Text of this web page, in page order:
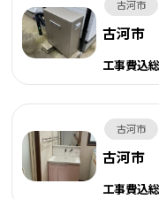
古河市
古河市
工事費込総
古河市
古河市
工事費込総